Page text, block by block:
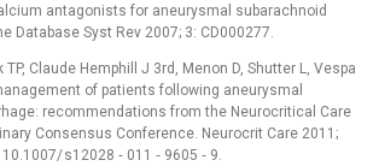
antagonists for aneurysmal subarachnoid
Database Syst Rev 2007; 3: CD000277.
TP, Claude Hemphill J 3rd, Menon D, Shutter L, Vespa
of patients following aneurysmal
recommendations from the Neurocritical Care
Consensus Conference. Neurocrit Care 2011;
s12028 ‑⁠ 011 ‑⁠ 9605 ‑⁠ 9.